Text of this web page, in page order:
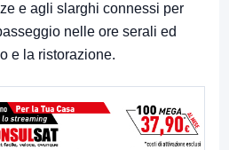
e agli slarghi connessi per
nelle ore serali ed
e la ristorazione.